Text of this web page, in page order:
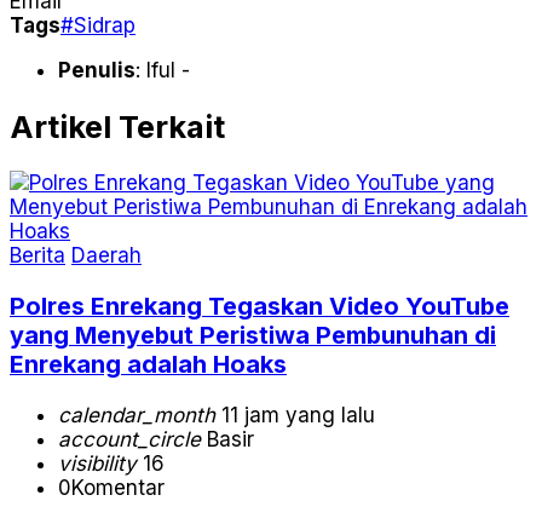
Tags#Sidrap
Penulis: Iful -
Artikel Terkait
Berita Daerah
Polres Enrekang Tegaskan Video YouTube
yang Menyebut Peristiwa Pembunuhan di
Enrekang adalah Hoaks
calendar_month11 jam yang lalu
account_circleBasir
visibility16
0Komentar